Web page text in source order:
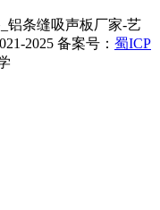
铝条缝吸声板厂家-艺
2025 备案号： 蜀ICP